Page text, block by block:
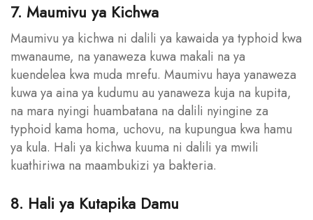
7. Maumivu ya Kichwa
Maumivu ya kichwa ni dalili ya kawaida ya typhoid kwa
mwanaume, na yanaweza kuwa makali na ya
kuendelea kwa muda mrefu. Maumivu haya yanaweza
kuwa ya aina ya kudumu au yanaweza kuja na kupita,
na mara nyingi huambatana na dalili nyingine za
typhoid kama homa, uchovu, na kupungua kwa hamu
ya kula. Hali ya kichwa kuuma ni dalili ya mwili
kuathiriwa na maambukizi ya bakteria.
8. Hali ya Kutapika Damu